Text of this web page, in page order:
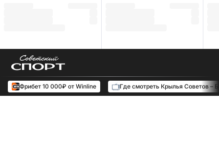
Фрибет 10 000₽ от Winline Где смотреть Крылья Советов –